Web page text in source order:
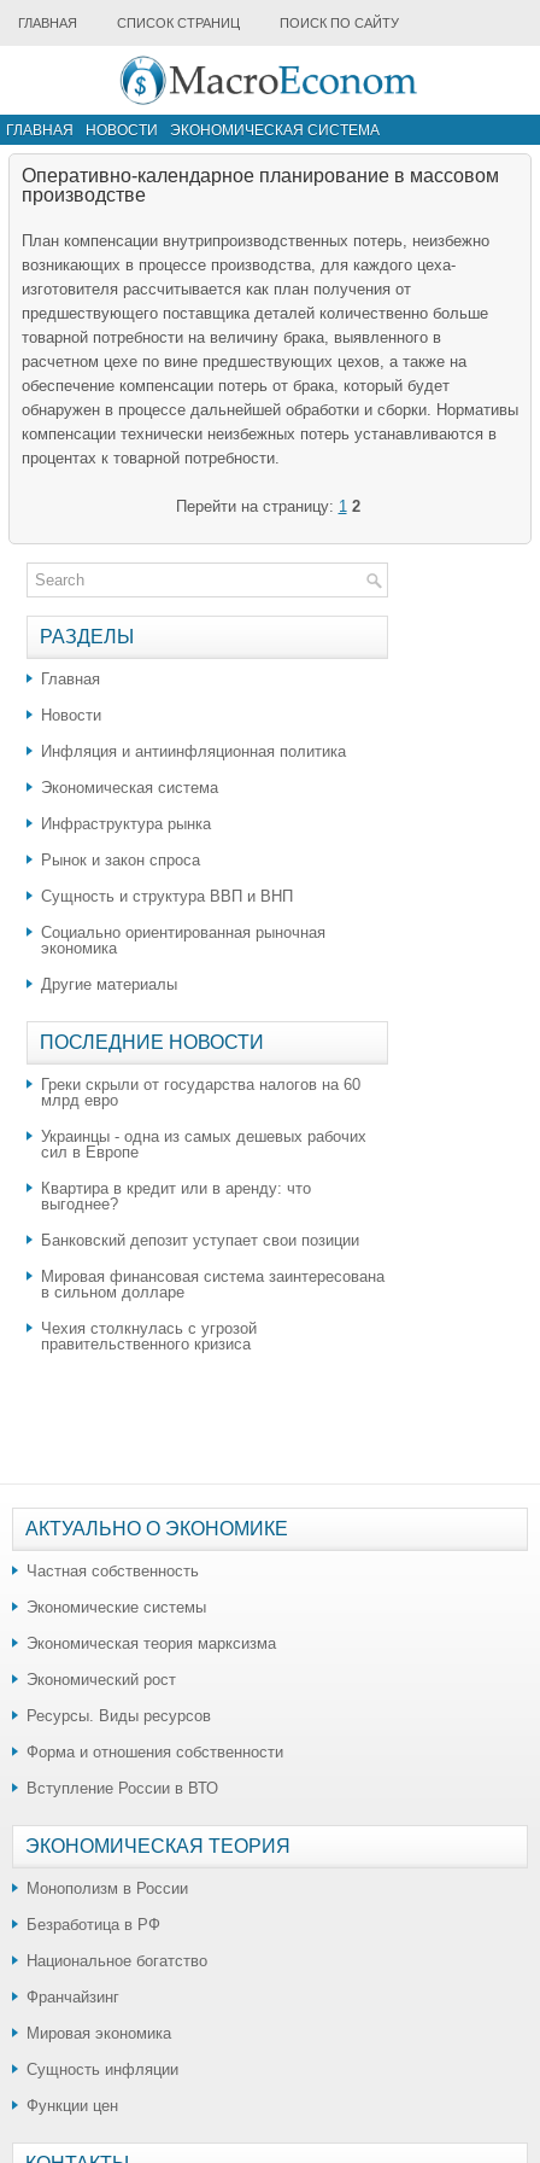
ГЛАВНАЯ СПИСОК СТРАНИЦ ПОИСК ПО САЙТУ
ГЛАВНАЯ НОВОСТИ
ЭКОНОМИЧЕСКАЯ СИСТЕМА
ИНФРАСТРУКТУРА РЫНКА
Оперативно-календарное планирование в массовом
производстве
План компенсации внутрипроизводственных потерь, неизбежно
воз­никающих в процессе производства, для каждого цеха-
изготовителя рассчитывается как план получения от
предшествующего поставщи­ка деталей количественно больше
товарной потребности на величи­ну брака, выявленного в
расчетном цехе по вине предшествующих цехов, а также на
обеспечение компенсации потерь от брака, кото­рый будет
обнаружен в процессе дальнейшей обработки и сборки. Нормативы
компенсации технически неизбежных потерь устанавли­ваются в
процентах к товарной потребности.
Перейти на страницу: 1 2
РАЗДЕЛЫ
Главная
Новости
Инфляция и антиинфляционная политика
Экономическая система
Инфраструктура рынка
Рынок и закон спроса
Сущность и структура ВВП и ВНП
Социально ориентированная рыночная
экономика
Другие материалы
ПОСЛЕДНИЕ НОВОСТИ
Греки скрыли от государства налогов на 60
млрд евро
Украинцы - одна из самых дешевых рабочих
сил в Европе
Квартира в кредит или в аренду: что
выгоднее?
​Банковский депозит уступает свои позиции
Мировая финансовая система заинтересована
в сильном долларе
Чехия столкнулась с угрозой
правительственного кризиса
АКТУАЛЬНО О ЭКОНОМИКЕ
Частная собственность
Экономические системы
Экономическая теория марксизма
Экономический рост
Ресурсы. Виды ресурсов
Форма и отношения собственности
Вступление России в ВТО
ЭКОНОМИЧЕСКАЯ ТЕОРИЯ
Монополизм в России
Безработица в РФ
Национальное богатство
Франчайзинг
Мировая экономика
Сущность инфляции
Функции цен